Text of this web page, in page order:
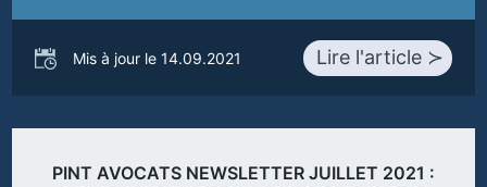
Mis à jour le 14.09.2021 Lire l'article ≻
PINT AVOCATS NEWSLETTER JUILLET 2021 :